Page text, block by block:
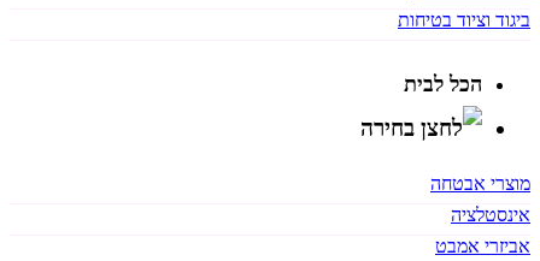
ביגוד וציוד בטיחות
הכל לבית
מוצרי אבטחה
אינסטלציה
אביזרי אמבט